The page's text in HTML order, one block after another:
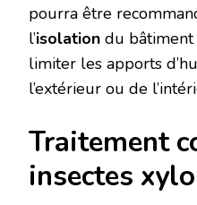
pourra être
l’isolation du
limiter les apports
l’extérieur ou de
Traitement
insectes